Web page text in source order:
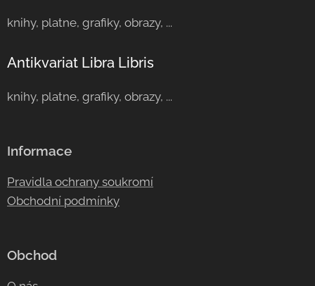
knihy, platne, grafiky, obrazy, ...
Antikvariat Libra Libris
knihy, platne, grafiky, obrazy, ...
Informace
Pravidla ochrany soukromí
Obchodní podmínky
Obchod